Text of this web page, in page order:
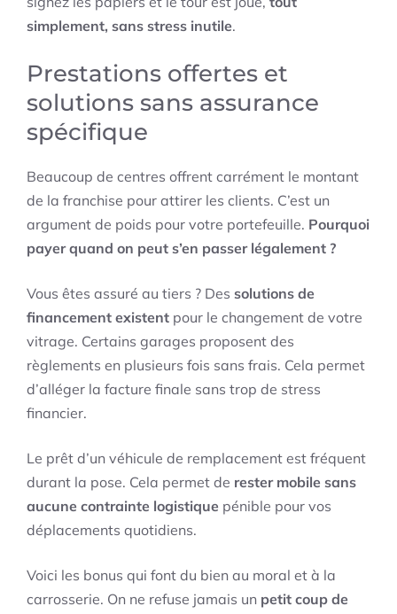
simplement, sans stress inutile.
Prestations offertes et
solutions sans assurance
spécifique
Beaucoup de centres offrent carrément le montant
de la franchise pour attirer les clients. C’est un
argument de poids pour votre portefeuille. Pourquoi
payer quand on peut s’en passer légalement ?
Vous êtes assuré au tiers ? Des solutions de
financement existent pour le changement de votre
vitrage. Certains garages proposent des
règlements en plusieurs fois sans frais. Cela permet
d’alléger la facture finale sans trop de stress
financier.
Le prêt d’un véhicule de remplacement est fréquent
durant la pose. Cela permet de rester mobile sans
aucune contrainte logistique pénible pour vos
déplacements quotidiens.
Voici les bonus qui font du bien au moral et à la
carrosserie. On ne refuse jamais un petit coup de